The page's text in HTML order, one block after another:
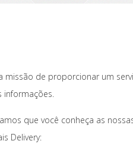
de proporcionar um
informações.
que você conheça as
Delivery: